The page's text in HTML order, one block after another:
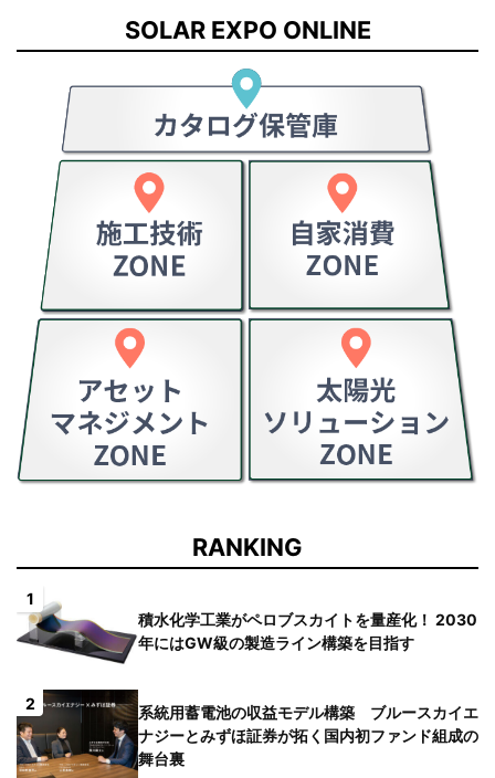
SOLAR EXPO ONLINE
RANKING
1
積水化学工業がペロブスカイトを量産化！ 2030
年にはGW級の製造ライン構築を目指す
2
系統用蓄電池の収益モデル構築 ブルースカイエ
ナジーとみずほ証券が拓く国内初ファンド組成の
舞台裏